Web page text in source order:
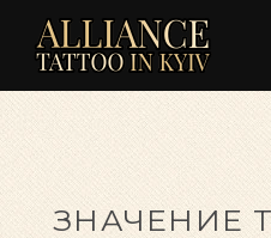
ЗНАЧЕНИЕ